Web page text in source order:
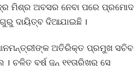
ମିଶ୍ର ଅବସର ନେବା ପରେ ପ୍ରମୋଦ
ଦାୟିତ୍ବ ଦିଆଯାଇଛି ।
ଅତିରିକ୍ତ ପ୍ରମୁଖ ସଚିବ
। ଚଳିତ ବର୍ଷ ଜୁନ୍ ୧୧ତାରିଖରୁ ସେ